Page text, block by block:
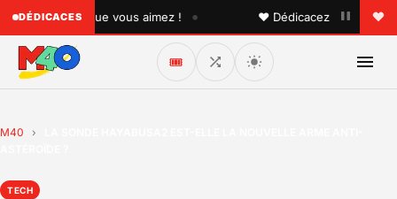
DÉDICACES
quelqu'un que vous aimez ! • ♥ Dédicacez un titre à
🎟️
M40 ›
TECH